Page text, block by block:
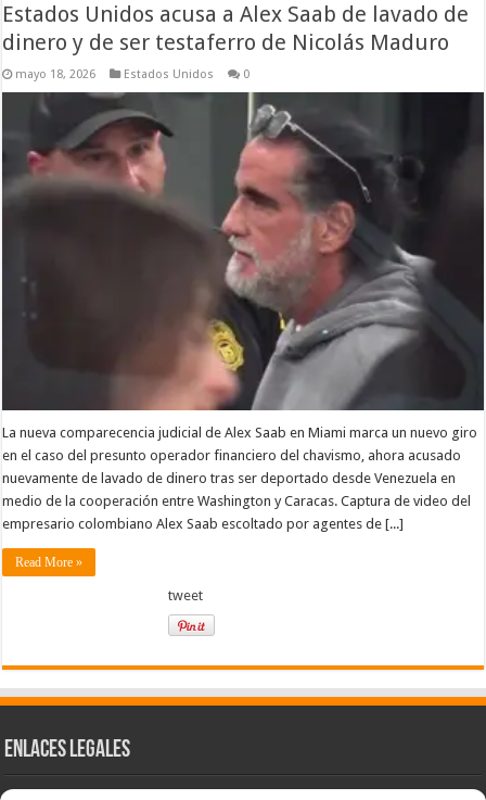
Estados Unidos acusa a Alex Saab de lavado de
dinero y de ser testaferro de Nicolás Maduro
mayo 18, 2026 Estados Unidos 0
La nueva comparecencia judicial de Alex Saab en Miami marca un nuevo giro
en el caso del presunto operador financiero del chavismo, ahora acusado
nuevamente de lavado de dinero tras ser deportado desde Venezuela en
medio de la cooperación entre Washington y Caracas. Captura de video del
empresario colombiano Alex Saab escoltado por agentes de [...]
Read More »
tweet
Enlaces Legales